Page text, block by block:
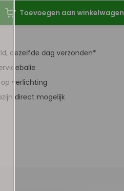
Toevoegen aan winkelwagen
dezelfde dag verzonden*
verlichting
direct mogelijk